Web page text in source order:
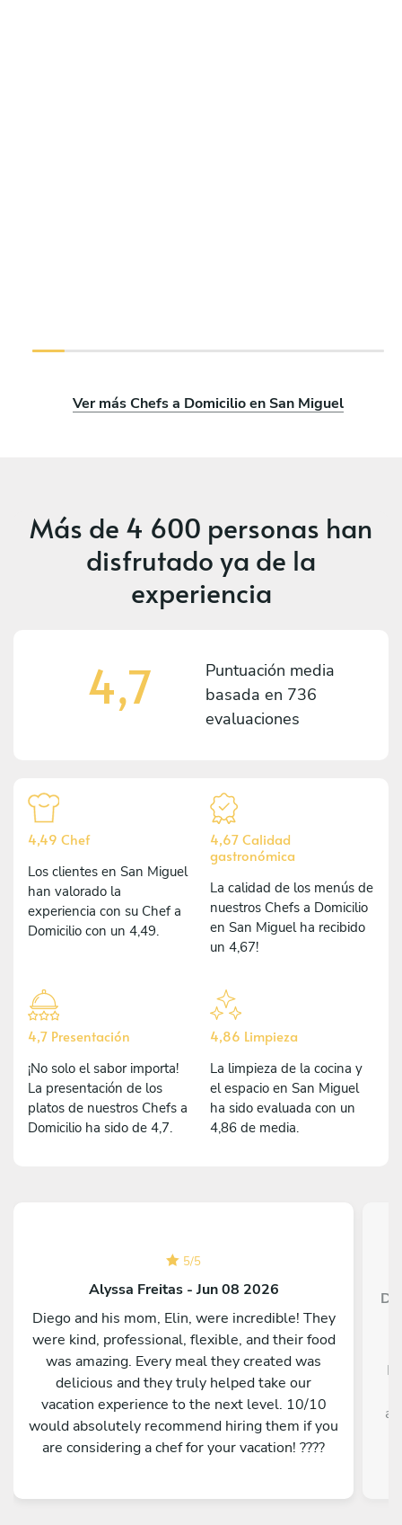
Ver más Chefs a Domicilio en San Miguel
Más de 4 600 personas han
disfrutado ya de la
experiencia
4,7
Puntuación media
basada en 736
evaluaciones
4,49 Chef
Los clientes en San Miguel
han valorado la
experiencia con su Chef a
Domicilio con un 4,49.
4,67 Calidad
gastronómica
La calidad de los menús de
nuestros Chefs a Domicilio
en San Miguel ha recibido
un 4,67!
4,7 Presentación
¡No solo el sabor importa!
La presentación de los
platos de nuestros Chefs a
Domicilio ha sido de 4,7.
4,86 Limpieza
La limpieza de la cocina y
el espacio en San Miguel
ha sido evaluada con un
4,86 de media.
5/5
Alyssa Freitas - Jun 08 2026
Diego and his mom, Elin, were incredible! They
were kind, professional, flexible, and their food
was amazing. Every meal they created was
delicious and they truly helped take our
vacation experience to the next level. 10/10
would absolutely recommend hiring them if you
are considering a chef for your vacation! ????